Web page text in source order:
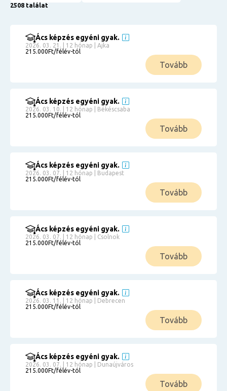
2508 találat
Ács képzés egyéni gyak.
2026. 03. 21. | 12 hónap | Ajka
215.000Ft/félév-tól
Tovább
Ács képzés egyéni gyak.
2026. 03. 10. | 12 hónap | Békéscsaba
215.000Ft/félév-tól
Tovább
Ács képzés egyéni gyak.
2026. 03. 07. | 12 hónap | Budapest
215.000Ft/félév-tól
Tovább
Ács képzés egyéni gyak.
2026. 03. 07. | 12 hónap | Csolnok
215.000Ft/félév-tól
Tovább
Ács képzés egyéni gyak.
2026. 03. 11. | 12 hónap | Debrecen
215.000Ft/félév-tól
Tovább
Ács képzés egyéni gyak.
2026. 03. 07. | 12 hónap | Dunaújváros
215.000Ft/félév-tól
Tovább